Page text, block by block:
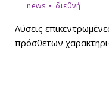
news
διεθνή
Λύσεις
πρόσθετων